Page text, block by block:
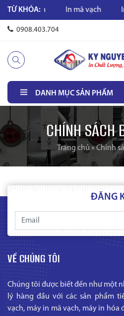
TỪ KHÓA:
in mã vạch In mã vạch
0908.403.704
DANH MỤC SẢN PHẨM
CHÍNH SÁCH
Trang chủ »Chính
ĐĂNG
VỀ CHÚNG TÔI
Chúng tôi được biết đến như một
lý hàng đầu với các sản phẩm
vạch, máy in mã vạch, máy in hóa